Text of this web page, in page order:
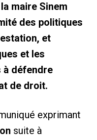
maire Sinem
des politiques
et
et les
à défendre
de droit.
exprimant
suite à